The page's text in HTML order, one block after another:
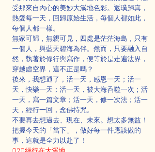
受那來自內心的美妙大溪地色彩。返璞歸真，
熱愛每一天，回歸原始生活，每個人都如此，
每個人都一樣。
無家可歸，無親可見，四處是茫茫海島，只有
一個人，與藍天碧海為伴。然而，只要融入自
然，執著於修行與寫作，便等於是走遍法界，
穿越虛空界，這不正是嗎？
後來，我想通了，活一天，感恩一天；活一
天，快樂一天；活一天，被大海呑噬一次；活
一天，寫一篇文章；活一天，修一次法；活一
天，經行一回，念佛持咒。
不要再去想過去、現在、未來。想太多無益！
把握今天的「當下」，做好每一件應該做的
事，這就是全力以赴了！